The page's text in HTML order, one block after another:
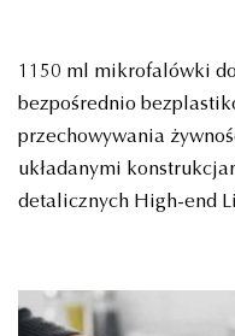
1150 ml mikrofalówki
bezpośrednio
przechowywania
układanymi
detalicznych High-end